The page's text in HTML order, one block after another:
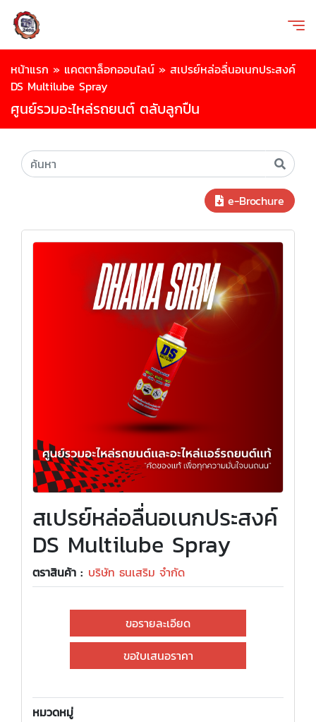
หน้าแรก » แคตตาล็อกออนไลน์ » สเปรย์หล่อลื่นอเนกประสงค์
DS Multilube Spray
ศูนย์รวมอะไหล่รถยนต์ ตลับลูกปืน
e-Brochure
สเปรย์หล่อลื่นอเนกประสงค์
DS Multilube Spray
ตราสินค้า : บริษัท ธนเสริม จำกัด
ขอรายละเอียด
ขอใบเสนอราคา
หมวดหมู่